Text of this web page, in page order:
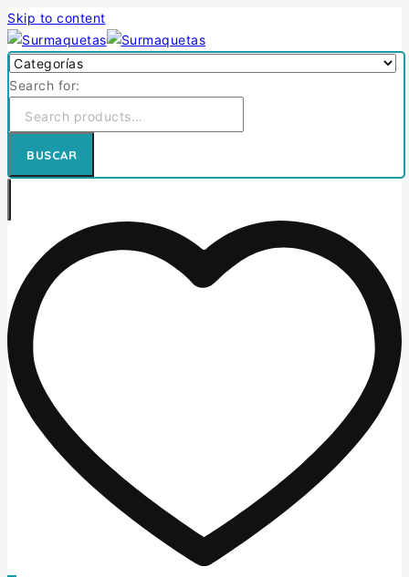
Skip to content
Search for:
BUSCAR